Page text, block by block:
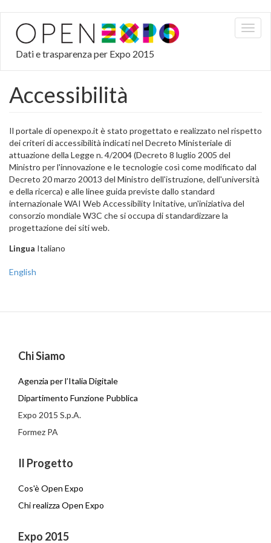
contenuto
principale
Dati e trasparenza per Expo 2015
Accessibilità
Il portale di openexpo.it è stato progettato e realizzato nel rispetto
dei criteri di accessibilità indicati nel Decreto Ministeriale di
attuazione della Legge n. 4/2004 (Decreto 8 luglio 2005 del
Ministro per l'innovazione e le tecnologie così come modificato dal
Decreto 20 marzo 20013 del Ministro dell'istruzione, dell'università
e della ricerca) e alle linee guida previste dallo standard
internazionale WAI Web Accessibility Initative, un'iniziativa del
consorzio mondiale W3C che si occupa di standardizzare la
progettazione dei siti web.
Lingua Italiano
English
Chi Siamo
Agenzia per l’Italia Digitale
Dipartimento Funzione Pubblica
Expo 2015 S.p.A.
Formez PA
Il Progetto
Cos'è Open Expo
Chi realizza Open Expo
Expo 2015